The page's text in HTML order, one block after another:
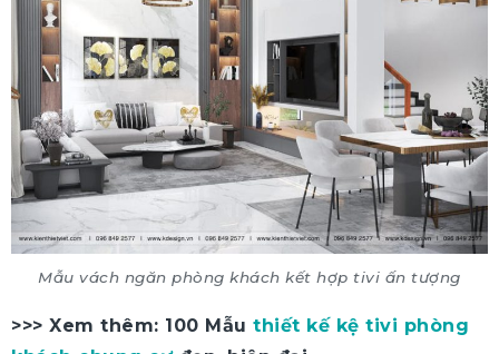
Mẫu vách ngăn phòng khách kết hợp tivi ấn tượng
>>> Xem thêm: 100 Mẫu thiết kế kệ tivi phòng